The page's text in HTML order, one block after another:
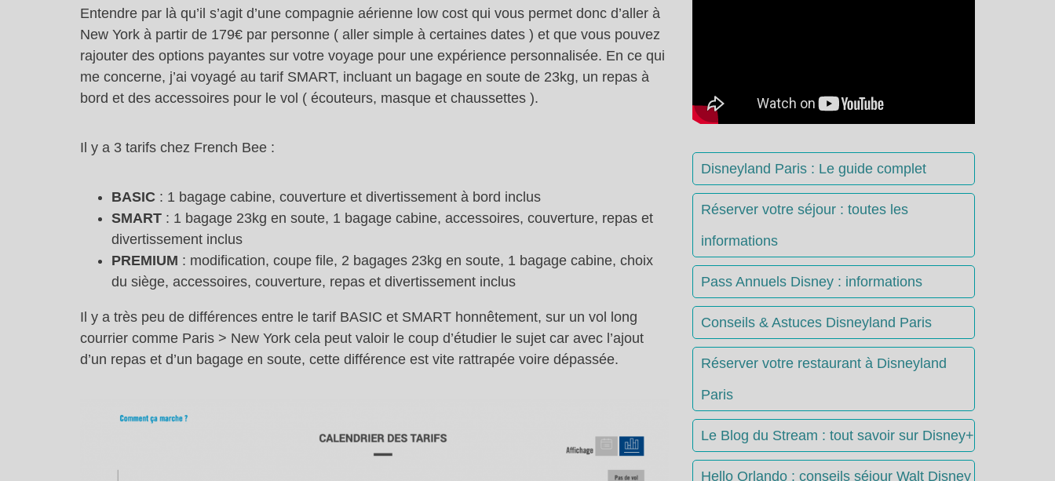
Entendre par là qu’il s’agit d’une compagnie aérienne low cost qui vous permet donc d’aller à
New York à partir de 179€ par personne ( aller simple à certaines dates ) et que vous pouvez
rajouter des options payantes sur votre voyage pour une expérience personnalisée. En ce qui
me concerne, j’ai voyagé au tarif SMART, incluant un bagage en soute de 23kg, un repas à
bord et des accessoires pour le vol ( écouteurs, masque et chaussettes ).
Il y a 3 tarifs chez French Bee :
BASIC : 1 bagage cabine, couverture et divertissement à bord inclus
SMART : 1 bagage 23kg en soute, 1 bagage cabine, accessoires, couverture, repas et
divertissement inclus
PREMIUM : modification, coupe file, 2 bagages 23kg en soute, 1 bagage cabine, choix
du siège, accessoires, couverture, repas et divertissement inclus
Il y a très peu de différences entre le tarif BASIC et SMART honnêtement, sur un vol long
courrier comme Paris > New York cela peut valoir le coup d’étudier le sujet car avec l’ajout
d’un repas et d’un bagage en soute, cette différence est vite rattrapée voire dépassée.
Disneyland Paris : Le guide complet
Réserver votre séjour : toutes les
informations
Pass Annuels Disney : informations
Conseils & Astuces Disneyland Paris
Réserver votre restaurant à Disneyland
Paris
Le Blog du Stream : tout savoir sur Disney+
Hello Orlando : conseils séjour Walt Disney